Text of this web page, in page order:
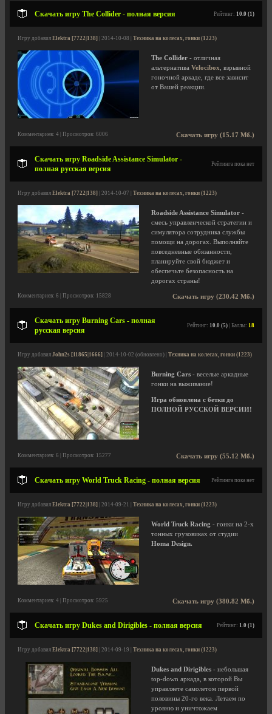
Скачать игру The Collider - полная версия Рейтинг: 10.0 (1)
Игру добавил Elektra [7722|138] | 2014-10-08 | Техника на колесах, гонки (1223)
The Collider - отличная
альтернатива Velocibox , взрывной
гоночной аркаде, где все зависит
от Вашей реакции.
Скачать игру (15.17 Мб.)
Комментариев: 4 | Просмотров: 6006
Скачать игру Roadside Assistance Simulator -
полная русская версия
Рейтинга пока нет
Игру добавил Elektra [7722|138] | 2014-10-07 | Техника на колесах, гонки (1223)
Roadside Assistance Simulator -
смесь управленческой стратегии и
симулятора сотрудника службы
помощи на дорогах. Выполняйте
повседневные обязанности,
планируйте свой бюджет и
обеспечьте безопасность на
дорогах страны!
Скачать игру (230.42 Мб.)
Комментариев: 6 | Просмотров: 15828
Скачать игру Burning Cars - полная
русская версия
Рейтинг: 10.0 (5) | Баллы: 18
Игру добавил John2s [11865|1666] | 2014-10-02 (обновлено) | Техника на колесах, гонки (1223)
Burning Cars - веселые аркадные
гонки на выживание!
Игра обновлена с бетки до
ПОЛНОЙ РУССКОЙ ВЕРСИИ!
Скачать игру (55.12 Мб.)
Комментариев: 6 | Просмотров: 15277
Скачать игру World Truck Racing - полная версия Рейтинга пока нет
Игру добавил Elektra [7722|138] | 2014-09-21 | Техника на колесах, гонки (1223)
World Truck Racing - гонки на 2-х
тонных грузовиках от студии
Homa Design.
Скачать игру (380.82 Мб.)
Комментариев: 4 | Просмотров: 5925
Скачать игру Dukes and Dirigibles - полная версия Рейтинг: 1.0 (1)
Игру добавил Elektra [7722|138] | 2014-09-19 | Техника на колесах, гонки (1223)
Dukes and Dirigibles - небольшая
top-down аркада, в которой Вы
управляете самолетом первой
половины 20-го века. Летаем по
уровню и уничтожаем